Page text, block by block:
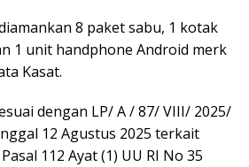
8 paket sabu, 1 kotak
1 unit handphone Android merk
Kasat.
dengan LP/ A / 87/ VIII/ 2025/
12 Agustus 2025 terkait
112 Ayat (1) UU RI No 35